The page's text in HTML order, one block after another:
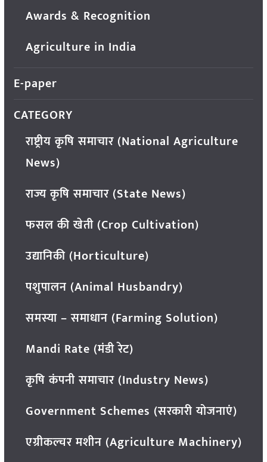
Awards & Recognition
Agriculture in India
E-paper
CATEGORY
राष्ट्रीय कृषि समाचार (National Agriculture
News)
राज्य कृषि समाचार (State News)
फसल की खेती (Crop Cultivation)
उद्यानिकी (Horticulture)
पशुपालन (Animal Husbandry)
समस्या – समाधान (Farming Solution)
Mandi Rate (मंडी रेट)
कृषि कंपनी समाचार (Industry News)
Government Schemes (सरकारी योजनाएं)
एग्रीकल्चर मशीन (Agriculture Machinery)